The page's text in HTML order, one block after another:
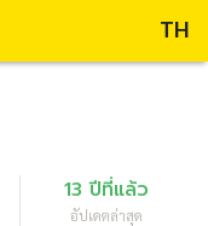
TH
13 ปีที่แล้ว
อัปเดตล่าสุด